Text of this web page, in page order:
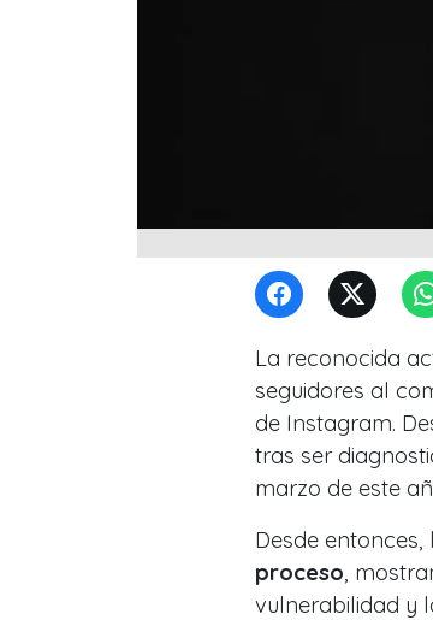
La reconocida
seguidores al
de Instagram.
tras ser
marzo de este
Desde
proceso ,
vulnerabilidad y